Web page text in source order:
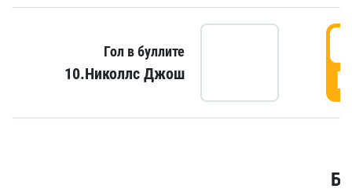
Гол в буллите
10.Николлс Джош